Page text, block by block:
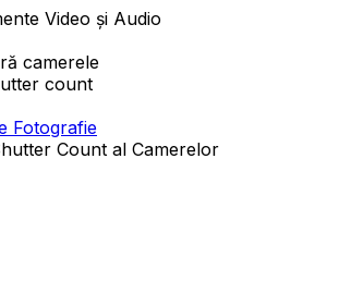
Video și Audio
camerele
count
Fotografie
Count al Camerelor